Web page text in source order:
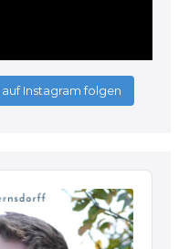
auf Instagram folgen